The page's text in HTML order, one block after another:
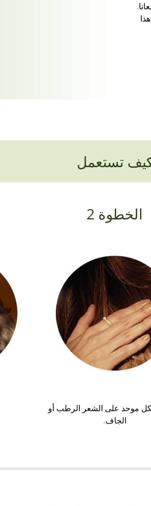
تستعمل
الخطوة 2
موحد على الشعر الرطب أو
الجاف.